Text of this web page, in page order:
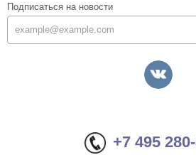
Подписаться на новости
+7 495